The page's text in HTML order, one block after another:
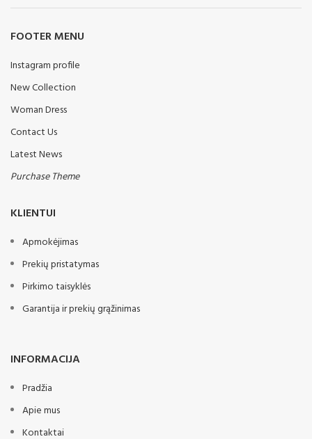
FOOTER MENU
Instagram profile
New Collection
Woman Dress
Contact Us
Latest News
Purchase Theme
KLIENTUI
Apmokėjimas
Prekių pristatymas
Pirkimo taisyklės
Garantija ir prekių grąžinimas
INFORMACIJA
Pradžia
Apie mus
Kontaktai